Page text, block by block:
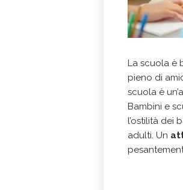
La scuola è
pieno di
scuola è
Bambini e
l’ostilità dei
adulti. Un